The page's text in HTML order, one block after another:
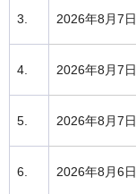
3. 2026年8月7日
4. 2026年8月7日
5. 2026年8月7日
6. 2026年8月6日